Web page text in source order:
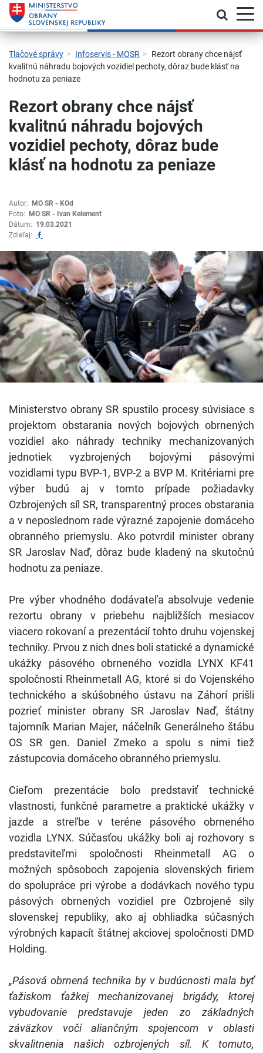
Skočiť na hlavnú navigáciu
Skočiť na obsah
Skočiť na bočný panel
Skočiť na pätičku
Kontakt
Prehlásenie o prístupnosti
Tlačové správy Infoservis - MOSR
Rezort obrany chce nájsť
kvalitnú náhradu bojových vozidiel pechoty, dôraz bude klásť na
hodnotu za peniaze
Rezort obrany chce nájsť
kvalitnú náhradu bojových
vozidiel pechoty, dôraz bude
klásť na hodnotu za peniaze
Autor:
MO SR - KOd
Foto:
MO SR - Ivan Kelement
Dátum: 19.03.2021
Zdieľaj:
Ministerstvo obrany SR spustilo procesy súvisiace s
projektom obstarania nových bojových obrnených
vozidiel ako náhrady techniky mechanizovaných
jednotiek vyzbrojených bojovými pásovými
vozidlami typu BVP-1, BVP-2 a BVP M. Kritériami pre
výber budú aj v tomto prípade požiadavky
Ozbrojených síl SR, transparentný proces obstarania
a v neposlednom rade výrazné zapojenie domáceho
obranného priemyslu. Ako potvrdil minister obrany
SR Jaroslav Naď, dôraz bude kladený na skutočnú
hodnotu za peniaze.
Pre výber vhodného dodávateľa absolvuje vedenie
rezortu obrany v priebehu najbližších mesiacov
viacero rokovaní a prezentácií tohto druhu vojenskej
techniky. Prvou z nich dnes boli statické a dynamické
ukážky pásového obrneného vozidla LYNX KF41
spoločnosti Rheinmetall AG, ktoré si do Vojenského
technického a skúšobného ústavu na Záhorí prišli
pozrieť minister obrany SR Jaroslav Naď, štátny
tajomník Marian Majer, náčelník Generálneho štábu
OS SR gen. Daniel Zmeko a spolu s nimi tiež
zástupcovia domáceho obranného priemyslu.
Cieľom prezentácie bolo predstaviť technické
vlastnosti, funkčné parametre a praktické ukážky v
jazde a streľbe v teréne pásového obrneného
vozidla LYNX. Súčasťou ukážky boli aj rozhovory s
predstaviteľmi spoločnosti Rheinmetall AG o
možných spôsoboch zapojenia slovenských firiem
do spolupráce pri výrobe a dodávkach nového typu
pásových obrnených vozidiel pre Ozbrojené sily
slovenskej republiky, ako aj obhliadka súčasných
výrobných kapacít štátnej akciovej spoločnosti DMD
Holding.
„Pásová obrnená technika by v budúcnosti mala byť
ťažiskom ťažkej mechanizovanej brigády, ktorej
vybudovanie predstavuje jeden zo základných
záväzkov voči aliančným spojencom v oblasti
skvalitnenia našich ozbrojených síl. K tomuto,